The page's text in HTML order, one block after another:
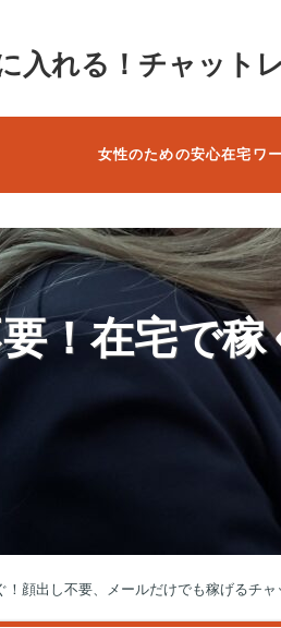
入れる！チャット
女性のための安心在宅ワ
！在宅で
！顔出し不要、メールだけでも稼げるチ